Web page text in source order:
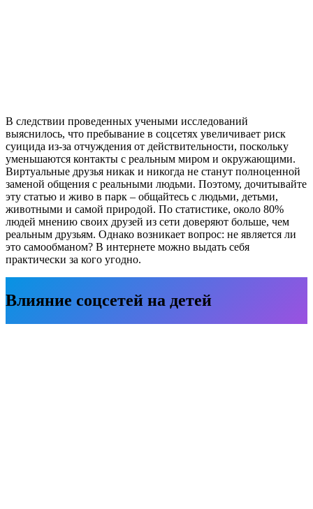
В следствии проведенных учеными исследований
выяснилось, что пребывание в соцсетях увеличивает риск
суицида из-за отчуждения от действительности, поскольку
уменьшаются контакты с реальным миром и окружающими.
Виртуальные друзья никак и никогда не станут полноценной
заменой общения с реальными людьми. Поэтому, дочитывайте
эту статью и живо в парк – общайтесь с людьми, детьми,
животными и самой природой. По статистике, около 80%
людей мнению своих друзей из сети доверяют больше, чем
реальным друзьям. Однако возникает вопрос: не является ли
это самообманом? В интернете можно выдать себя
практически за кого угодно.
Влияние соцсетей на детей